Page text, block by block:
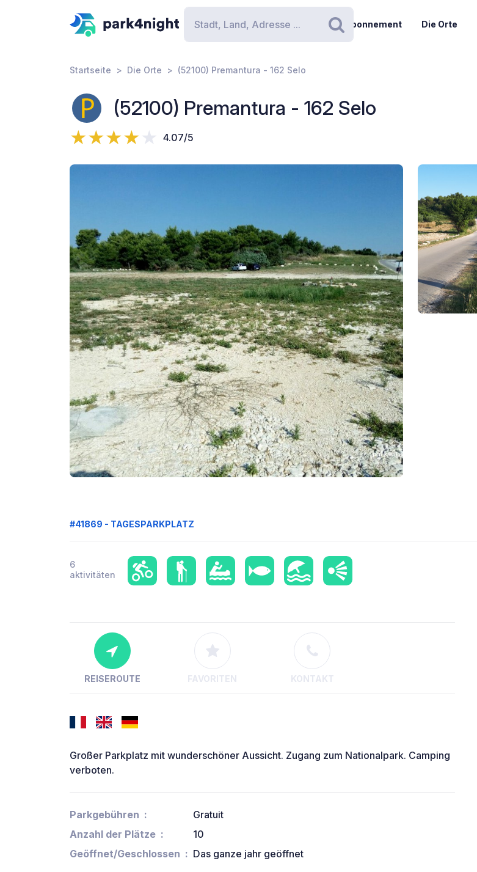
Suchen
Abonnement Die Orte
Startseite Die Orte (52100) Premantura - 162 Selo
(52100) Premantura - 162 Selo
4.07/5
#41869 - TAGESPARKPLATZ
6
aktivitäten
REISEROUTE FAVORITEN KONTAKT
Großer Parkplatz mit wunderschöner Aussicht. Zugang zum Nationalpark. Camping
verboten.
Parkgebühren
Gratuit
Anzahl der Plätze
10
Geöffnet/Geschlossen
Das ganze jahr geöffnet